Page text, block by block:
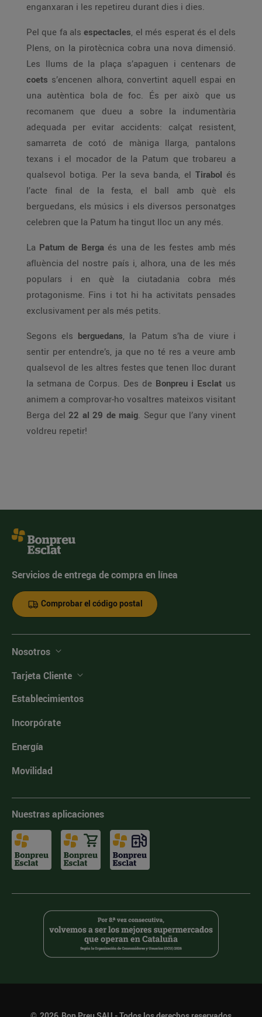
enganxaran i les repetireu durant dies i dies.
Pel que fa als espectacles, el més esperat és el dels
Plens, on la pirotècnica cobra una nova dimensió.
Les llums de la plaça s’apaguen i centenars de
coets s’encenen alhora, convertint aquell espai en
una autèntica bola de foc. És per això que us
recomanem que dueu a sobre la indumentària
adequada per evitar accidents: calçat resistent,
samarreta de cotó de màniga llarga, pantalons
texans i el mocador de la Patum que trobareu a
qualsevol botiga. Per la seva banda, el Tirabol és
l’acte final de la festa, el ball amb què els
berguedans, els músics i els diversos personatges
celebren que la Patum ha tingut lloc un any més.
La Patum de Berga és una de les festes amb més
afluència del nostre país i, alhora, una de les més
populars i en què la ciutadania cobra més
protagonisme. Fins i tot hi ha activitats pensades
exclusivament per als més petits.
Segons els berguedans, la Patum s’ha de viure i
sentir per entendre’s, ja que no té res a veure amb
qualsevol de les altres festes que tenen lloc durant
la setmana de Corpus. Des de Bonpreu i Esclat us
animem a comprovar-ho vosaltres mateixos visitant
Berga del 22 al 29 de maig. Segur que l’any vinent
voldreu repetir!
Servicios de entrega de compra en línea
Comprobar el código postal
Nosotros
Tarjeta Cliente
Establecimientos
Incorpórate
Energía
Movilidad
Nuestras aplicaciones